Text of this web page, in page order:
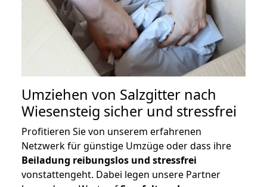
Umziehen von Salzgitter nach
Wiesensteig sicher und stressfrei
Profitieren Sie von unserem erfahrenen
Netzwerk für günstige Umzüge oder dass ihre
Beiladung reibungslos und stressfrei
vonstattengeht. Dabei legen unsere Partner